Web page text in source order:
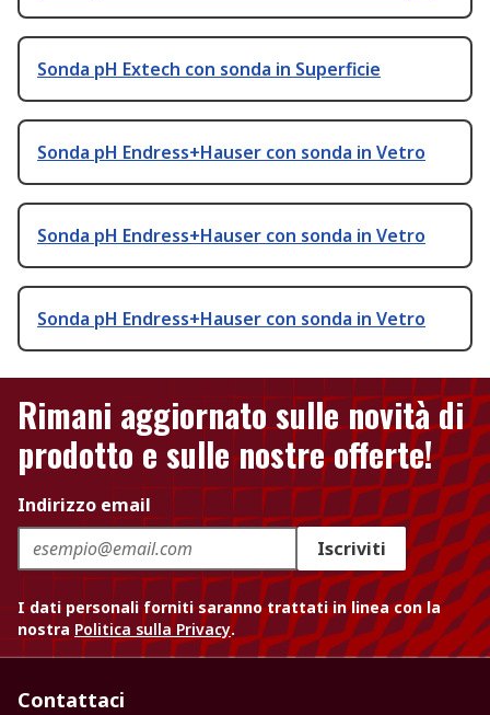
Sonda pH Extech con sonda in Superficie
Sonda pH Endress+Hauser con sonda in Vetro
Sonda pH Endress+Hauser con sonda in Vetro
Sonda pH Endress+Hauser con sonda in Vetro
Rimani aggiornato sulle novità di
prodotto e sulle nostre offerte!
Indirizzo email
Iscriviti
I dati personali forniti saranno trattati in linea con la
nostra Politica sulla Privacy.
Contattaci